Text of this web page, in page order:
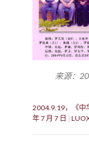
来源：
2004.9.19，《中
年 7 月 7 日